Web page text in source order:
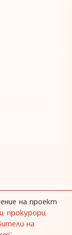
на проект
прокурори,
на